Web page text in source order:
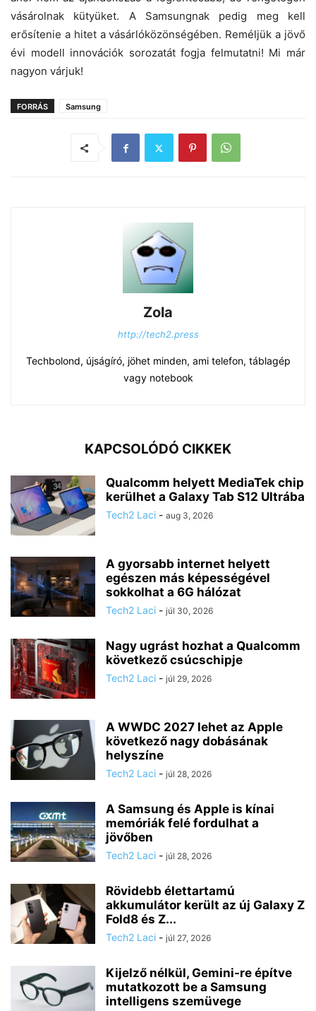
vásárolnak kütyüket. A Samsungnak pedig meg kell
erősítenie a hitet a vásárlóközönségében. Reméljük a jövő
évi modell innovációk sorozatát fogja felmutatni! Mi már
nagyon várjuk!
FORRÁS Samsung
Zola
http://tech2.press
Techbolond, újságíró, jöhet minden, ami telefon, táblagép
vagy notebook
KAPCSOLÓDÓ CIKKEK
Qualcomm helyett MediaTek chip
kerülhet a Galaxy Tab S12 Ultrába
Tech2 Laci - aug 3, 2026
A gyorsabb internet helyett
egészen más képességével
sokkolhat a 6G hálózat
Tech2 Laci - júl 30, 2026
Nagy ugrást hozhat a Qualcomm
következő csúcschipje
Tech2 Laci - júl 29, 2026
A WWDC 2027 lehet az Apple
következő nagy dobásának
helyszíne
Tech2 Laci - júl 28, 2026
A Samsung és Apple is kínai
memóriák felé fordulhat a
jövőben
Tech2 Laci - júl 28, 2026
Rövidebb élettartamú
akkumulátor került az új Galaxy Z
Fold8 és Z...
Tech2 Laci - júl 27, 2026
Kijelző nélkül, Gemini-re építve
mutatkozott be a Samsung
intelligens szemüvege